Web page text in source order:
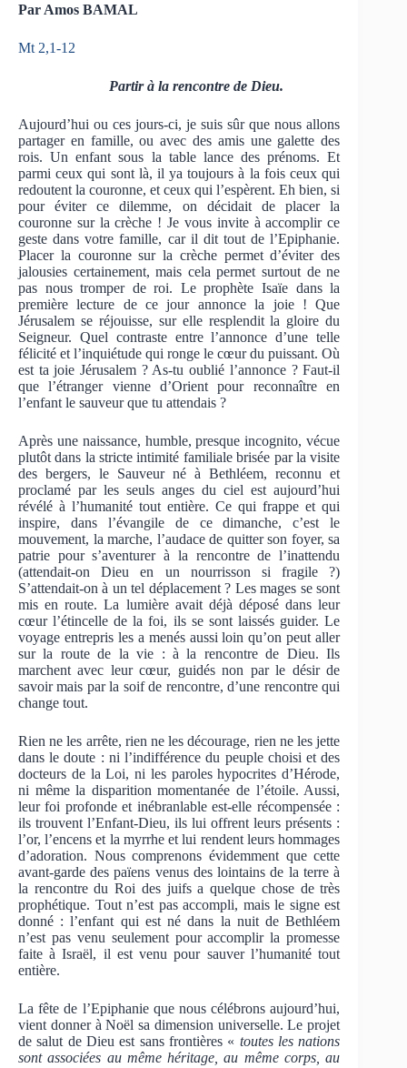
Par Amos BAMAL
Mt 2,1-12
Partir à la rencontre de Dieu.
Aujourd’hui ou ces jours-ci, je suis sûr que nous allons
partager en famille, ou avec des amis une galette des
rois. Un enfant sous la table lance des prénoms. Et
parmi ceux qui sont là, il ya toujours à la fois ceux qui
redoutent la couronne, et ceux qui l’espèrent. Eh bien, si
pour éviter ce dilemme, on décidait de placer la
couronne sur la crèche ! Je vous invite à accomplir ce
geste dans votre famille, car il dit tout de l’Epiphanie.
Placer la couronne sur la crèche permet d’éviter des
jalousies certainement, mais cela permet surtout de ne
pas nous tromper de roi. Le prophète Isaïe dans la
première lecture de ce jour annonce la joie ! Que
Jérusalem se réjouisse, sur elle resplendit la gloire du
Seigneur. Quel contraste entre l’annonce d’une telle
félicité et l’inquiétude qui ronge le cœur du puissant. Où
est ta joie Jérusalem ? As-tu oublié l’annonce ? Faut-il
que l’étranger vienne d’Orient pour reconnaître en
l’enfant le sauveur que tu attendais ?
Après une naissance, humble, presque incognito, vécue
plutôt dans la stricte intimité familiale brisée par la visite
des bergers, le Sauveur né à Bethléem, reconnu et
proclamé par les seuls anges du ciel est aujourd’hui
révélé à l’humanité tout entière. Ce qui frappe et qui
inspire, dans l’évangile de ce dimanche, c’est le
mouvement, la marche, l’audace de quitter son foyer, sa
patrie pour s’aventurer à la rencontre de l’inattendu
(attendait-on Dieu en un nourrisson si fragile ?)
S’attendait-on à un tel déplacement ? Les mages se sont
mis en route. La lumière avait déjà déposé dans leur
cœur l’étincelle de la foi, ils se sont laissés guider. Le
voyage entrepris les a menés aussi loin qu’on peut aller
sur la route de la vie : à la rencontre de Dieu. Ils
marchent avec leur cœur, guidés non par le désir de
savoir mais par la soif de rencontre, d’une rencontre qui
change tout.
Rien ne les arrête, rien ne les décourage, rien ne les jette
dans le doute : ni l’indifférence du peuple choisi et des
docteurs de la Loi, ni les paroles hypocrites d’Hérode,
ni même la disparition momentanée de l’étoile. Aussi,
leur foi profonde et inébranlable est-elle récompensée :
ils trouvent l’Enfant-Dieu, ils lui offrent leurs présents :
l’or, l’encens et la myrrhe et lui rendent leurs hommages
d’adoration. Nous comprenons évidemment que cette
avant-garde des païens venus des lointains de la terre à
la rencontre du Roi des juifs a quelque chose de très
prophétique. Tout n’est pas accompli, mais le signe est
donné : l’enfant qui est né dans la nuit de Bethléem
n’est pas venu seulement pour accomplir la promesse
faite à Israël, il est venu pour sauver l’humanité tout
entière.
La fête de l’Epiphanie que nous célébrons aujourd’hui,
vient donner à Noël sa dimension universelle. Le projet
de salut de Dieu est sans frontières « toutes les nations
sont associées au même héritage, au même corps, au